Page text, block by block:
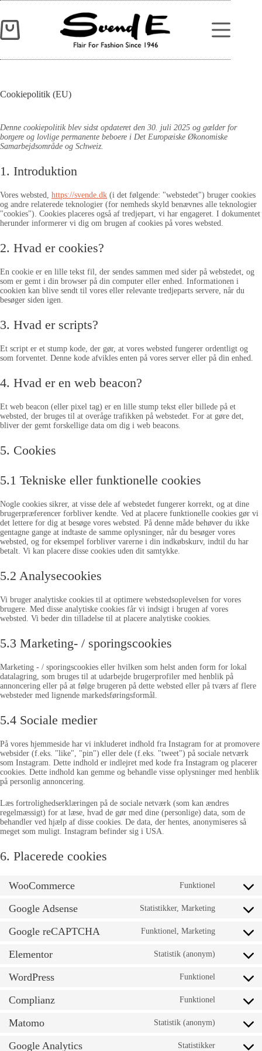
Cookiepolitik (EU)
Denne cookiepolitik blev sidst opdateret den 30. juli 2025 og gælder for
borgere og lovlige permanente beboere i Det Europæiske Økonomiske
Samarbejdsområde og Schweiz.
1. Introduktion
Vores websted, https://svende.dk (i det følgende: "webstedet") bruger cookies
og andre relaterede teknologier (for nemheds skyld benævnes alle teknologier
"cookies"). Cookies placeres også af tredjepart, vi har engageret. I dokumentet
herunder informerer vi dig om brugen af ​​cookies på vores websted.
2. Hvad er cookies?
En cookie er en lille tekst fil, der sendes sammen med sider på webstedet, og
som er gemt i din browser på din computer eller enhed. Informationen i
cookien kan blive sendt til vores eller relevante tredjeparts servere, når du
besøger siden igen.
3. Hvad er scripts?
Et script er et stump kode, der gør, at vores websted fungerer ordentligt og
som forventet. Denne kode afvikles enten på vores server eller på din enhed.
4. Hvad er en web beacon?
Et web beacon (eller pixel tag) er en lille stump tekst eller billede på et
websted, der bruges til at overåge trafikken på webstedet. For at gøre det,
bliver der gemt forskellige data om dig i web beacons.
5. Cookies
5.1 Tekniske eller funktionelle cookies
Nogle cookies sikrer, at visse dele af webstedet fungerer korrekt, og at dine
brugerpræferencer forbliver kendte. Ved at placere funktionelle cookies gør vi
det lettere for dig at besøge vores websted. På denne måde behøver du ikke
gentagne gange at indtaste de samme oplysninger, når du besøger vores
websted, og for eksempel forbliver varerne i din indkøbskurv, indtil du har
betalt. Vi kan placere disse cookies uden dit samtykke.
5.2 Analysecookies
Vi bruger analytiske cookies til at optimere webstedsoplevelsen for vores
brugere. Med disse analytiske cookies får vi indsigt i brugen af ​​vores
websted. Vi beder din tilladelse til at placere analytiske cookies.
5.3 Marketing- / sporingscookies
Marketing - / sporingscookies eller hvilken som helst anden form for lokal
datalagring, som bruges til at udarbejde brugerprofiler med henblik på
annoncering eller på at følge brugeren på dette websted eller på tværs af flere
websteder med lignende markedsføringsformål.
5.4 Sociale medier
På vores hjemmeside har vi inkluderet indhold fra Instagram for at promovere
websider (f.eks. "like", "pin") eller dele (f.eks. "tweet") på sociale netværk
som Instagram. Dette indhold er indlejret med kode fra Instagram og placerer
cookies. Dette indhold kan gemme og behandle visse oplysninger med henblik
på personlig annoncering.
Læs fortrolighedserklæringen på de sociale netværk (som kan ændres
regelmæssigt) for at læse, hvad de gør med dine (personlige) data, som de
behandler ved hjælp af disse cookies. De data, der hentes, anonymiseres så
meget som muligt. Instagram befinder sig i USA.
6. Placerede cookies
WooCommerce Funktionel
Google Adsense Statistikker, Marketing
Google reCAPTCHA Funktionel, Marketing
Elementor Statistik (anonym)
WordPress Funktionel
Complianz Funktionel
Matomo Statistik (anonym)
Google Analytics Statistikker